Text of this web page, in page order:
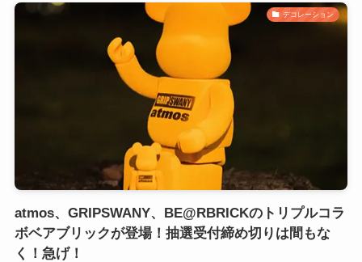
デコレーション
atmos、GRIPSWANY、BE@RBRICKのトリプルコラ
ボベアブリックが登場！抽選受付締め切りは間もな
く！急げ！